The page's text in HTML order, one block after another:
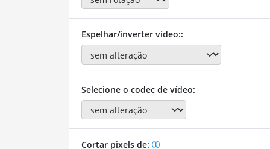
Espelhar/inverter vídeo::
Selecione o codec de vídeo:
Cortar pixels de: